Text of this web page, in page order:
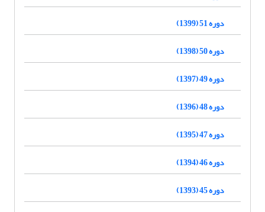
دوره 51 (1399)
دوره 50 (1398)
دوره 49 (1397)
دوره 48 (1396)
دوره 47 (1395)
دوره 46 (1394)
دوره 45 (1393)